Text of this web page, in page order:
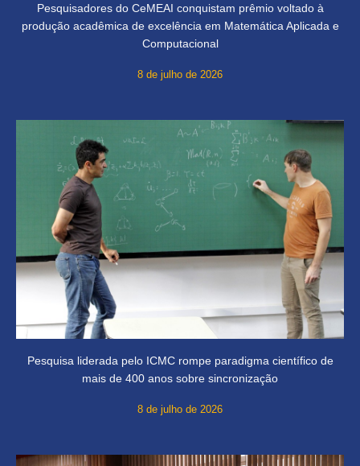
Pesquisadores do CeMEAI conquistam prêmio voltado à
produção acadêmica de excelência em Matemática Aplicada e
Computacional
8 de julho de 2026
Pesquisa liderada pelo ICMC rompe paradigma científico de
mais de 400 anos sobre sincronização
8 de julho de 2026